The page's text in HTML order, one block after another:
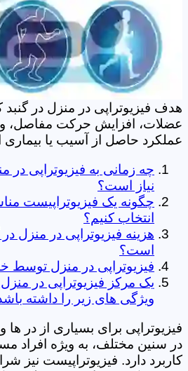
هدف فیزیوتراپی در منزل در
عضلات، افزایش حرکت مفاصل،
عملکرد حاصل از آسیب یا
چه زمانی به فیزیوتراپی در
نیاز است؟
چگونه یک فیزیوتراپیست
انتخاب کنیم؟
هزینه فیزیوتراپی در منزل
است؟
فیزیوتراپی در منزل توسط
یک مرکز فیزیوتراپی در
ویژگی های زیر را داشته
فیزیوتراپی برای بسیاری از در
در سنین مختلف، به ویژه افراد
کاربرد دارد. فیزیوتراپیست نیز